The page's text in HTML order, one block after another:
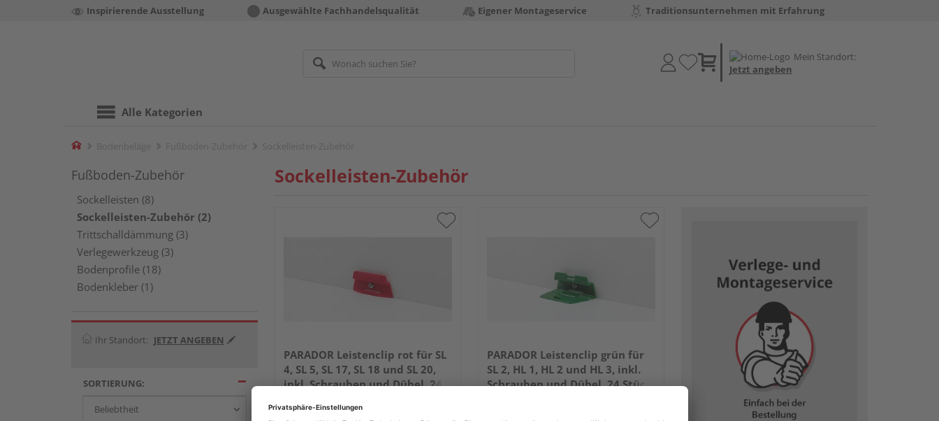
Inspirierende Ausstellung Ausgewählte Fachhandelsqualität Eigener Montageservice Traditionsunternehmen mit Erfahrung
Mein Standort:
Jetzt angeben
Alle Kategorien
Home
Fußboden-Zubehör
Sockelleisten (8)
Sockelleisten-Zubehör (2)
Trittschalldämmung (3)
Verlegewerkzeug (3)
Bodenprofile (18)
Bodenkleber (1)
Ihr Standort: JETZT ANGEBEN
SORTIERUNG:
Sockelleisten-Zubehör
PARADOR Leistenclip rot für SL
4, SL 5, SL 17, SL 18 und SL 20,
inkl. Schrauben und Dübel, 24
PARADOR Leistenclip grün für
SL 2, HL 1, HL 2 und HL 3, inkl.
Schrauben und Dübel, 24 Stück